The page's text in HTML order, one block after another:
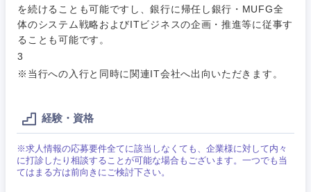
を続けることも可能ですし、銀行に帰任し銀行・MUFG全
体のシステム戦略およびITビジネスの企画・推進等に従事す
ることも可能です。
3
※当行への入行と同時に関連IT会社へ出向いただきます。
経験・資格
※求人情報の応募要件全てに該当しなくても、企業様に対して内々
に打診したり相談することが可能な場合もございます。一つでも当
てはまる方は前向きにご検討下さい。
コンサル
タント
Webサー
ビス・制
作、ゲー
ム
技術職（IT）、Webサービス・制作、ゲーム
技術職（モノづくり）
金融専門職
メディカル
不動産専門職
倉庫・運輸・物流
WEBサービス
コンサル・シンクタンク
転勤なし 海外勤務あり